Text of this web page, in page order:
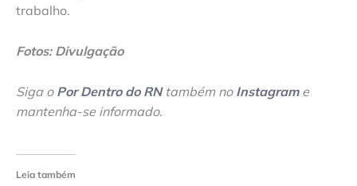
trabalho.
Fotos: Divulgação
Siga o Por Dentro do RNtambém no Instagrame
mantenha-se informado.
Leia também